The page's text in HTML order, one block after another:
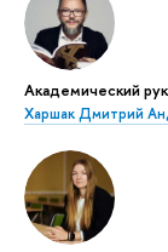
Академический
Харшак Дмитрий